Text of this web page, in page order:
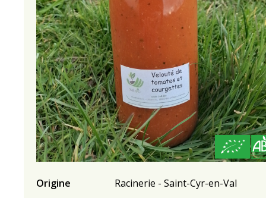
Origine Racinerie - Saint-Cyr-en-Val